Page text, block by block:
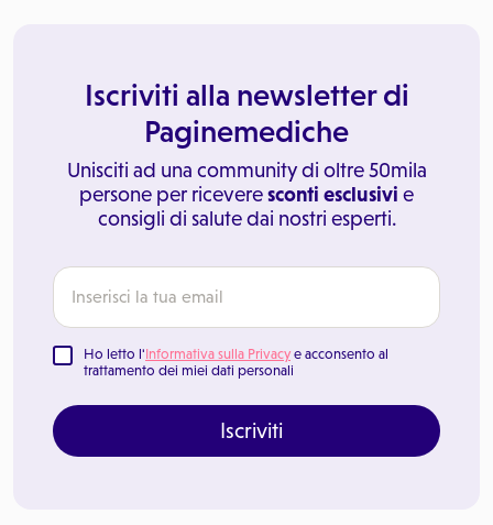
Iscriviti alla newsletter di
Paginemediche
Unisciti ad una community di oltre 50mila
persone per riceveresconti esclusivi e
consigli di salute dai nostri esperti.
Ho letto l'Informativa sulla Privacy e acconsento al
trattamento dei miei dati personali
Iscriviti